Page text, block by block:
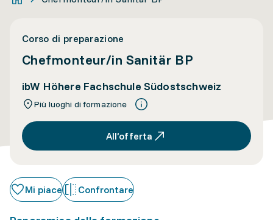
Corso di preparazione
Chefmonteur/in Sanitär BP
ibW Höhere Fachschule Südostschweiz
Più luoghi di formazione
All’offerta
Mi piace Confrontare